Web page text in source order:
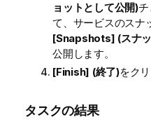
ョットとして公開)チ
て、サービスのスナ
[Snapshots] (スナ
公開します。
[Finish] (終了)をクリ
タスクの結果